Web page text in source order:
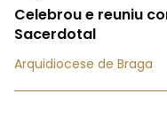
Celebrou e reuniu
Sacerdotal
Arquidiocese de Braga